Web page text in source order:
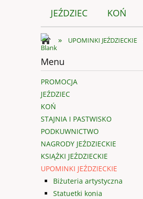
JEŹDZIEC KOŃ
» UPOMINKI JEŹDZIECKIE
Menu
PROMOCJA
JEŹDZIEC
KOŃ
STAJNIA I PASTWISKO
PODKUWNICTWO
NAGRODY JEŹDZIECKIE
KSIĄŻKI JEŹDZIECKIE
UPOMINKI JEŹDZIECKIE
Biżuteria artystyczna
Statuetki konia